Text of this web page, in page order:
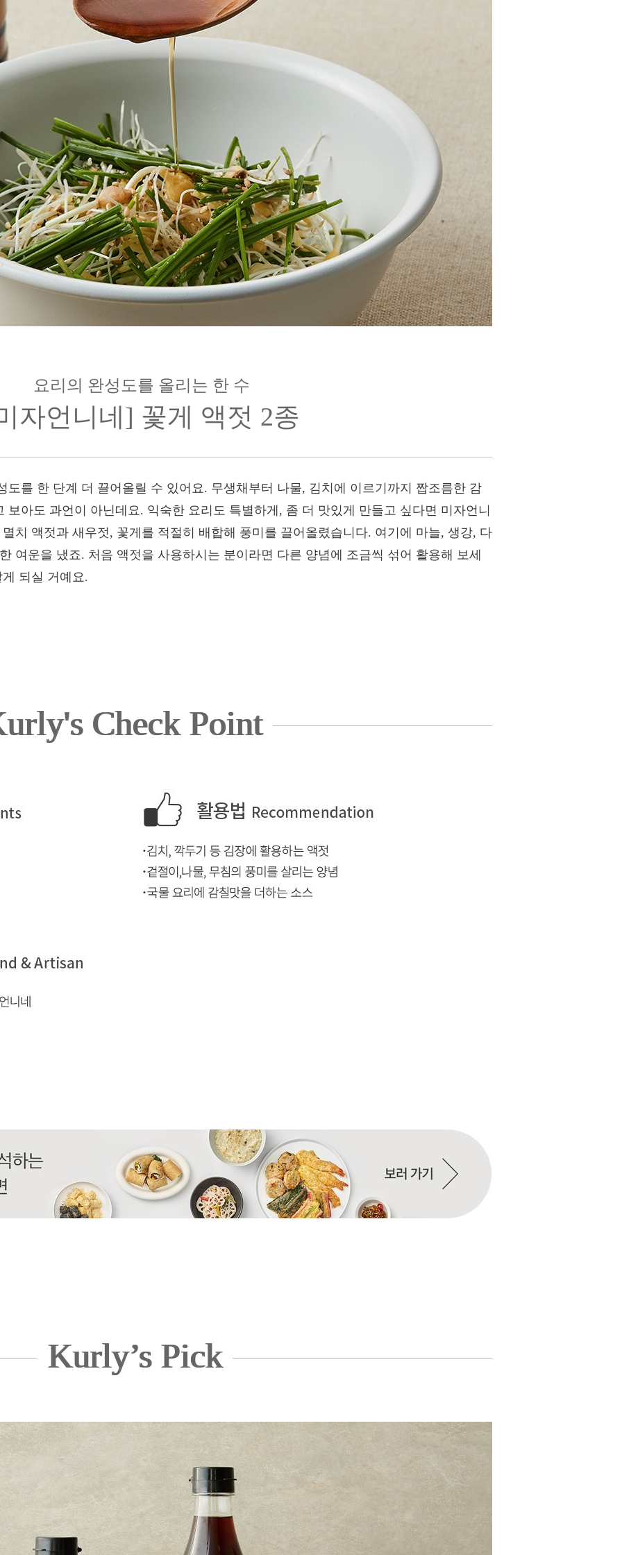
요리의 완성도를 올리는 한 수
자언니네] 꽃게 액젓 2종
도를 한 단계 더 끌어올릴 수 있어요. 무생채부터 나물, 김치에 이르기까지 짭조름한 감
아도 과언이 아닌데요. 익숙한 요리도 특별하게, 좀 더 맛있게 만들고 싶다면 미자언니
치 액젓과 새우젓, 꽃게를 적절히 배합해 풍미를 끌어올렸습니다. 여기에 마늘, 생강, 다
여운을 냈죠. 처음 액젓을 사용하시는 분이라면 다른 양념에 조금씩 섞어 활용해 보세
되실 거예요.
Check Point
Kurly’s Pick